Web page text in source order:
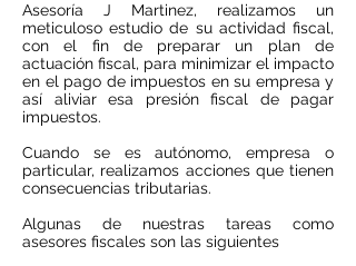
Asesoría J Martinez, realizamos un
meticuloso estudio de su actividad fiscal,
con el fin de preparar un plan de
actuación fiscal, para minimizar el impacto
en el pago de impuestos en su empresa y
así aliviar esa presión fiscal de pagar
impuestos.
Cuando se es autónomo, empresa o
particular, realizamos acciones que tienen
consecuencias tributarias.
Algunas de nuestras tareas como
asesores fiscales son las siguientes